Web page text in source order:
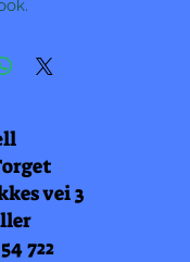
vei 3
722